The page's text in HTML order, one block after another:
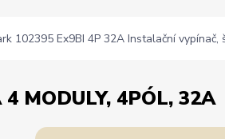
102395 Ex9BI 4P 32A Instalační
MODULY, 4PÓL, 32A